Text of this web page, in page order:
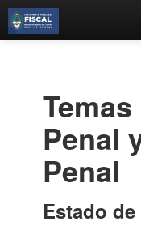
Estantes Virtuales
Contacto
Penal
Penal
Estado